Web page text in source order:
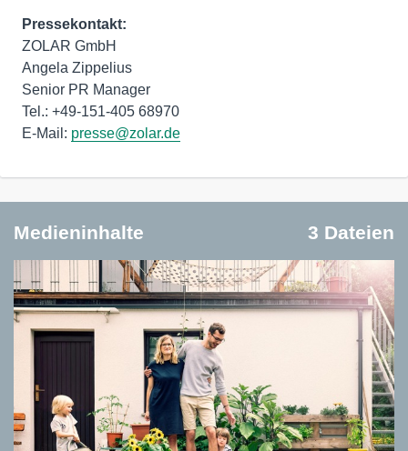
Pressekontakt:
ZOLAR GmbH
Angela Zippelius
Senior PR Manager
Tel.: +49-151-405 68970
E-Mail: presse@zolar.de
Medieninhalte 3 Dateien